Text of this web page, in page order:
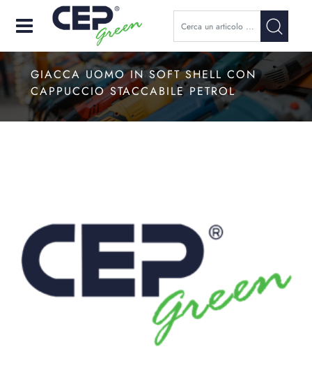
Open
GIACCA UOMO IN SOFT SHELL CON
CAPPUCCIO STACCABILE PETROL